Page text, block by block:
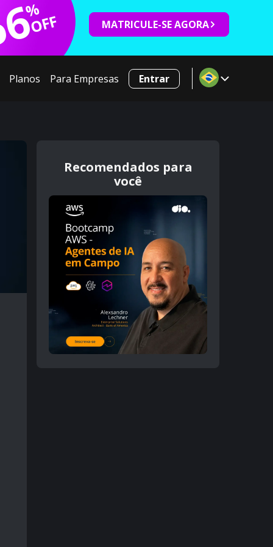
%
OFF MATRICULE-SE AGORA
Planos Para Empresas Entrar
Recomendados para
você